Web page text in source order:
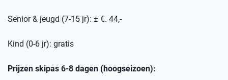
Senior & jeugd (7-15 jr): ± €. 44,-
Kind (0-6 jr): gratis
Prijzen skipas 6-8 dagen (hoogseizoen):